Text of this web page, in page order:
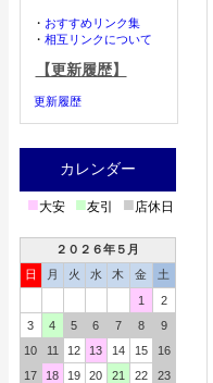
・ おすすめリンク集
・ 相互リンクについて
【更新履歴】
更新履歴
カレンダー
■大安 ■友引 ■店休日
２０２６年５月
日
月 火 水 木 金
土
1
2
3
4 5 6 7 8
9
10
11 12 13 14 15
16
17
18 19 20 21 22
23